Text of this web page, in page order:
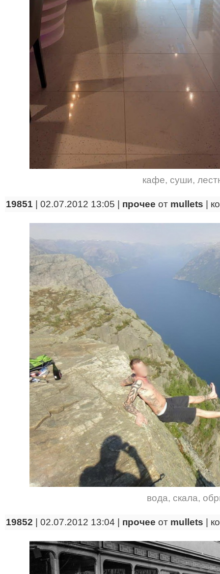
кафе, суши,
19851 | 02.07.2012 13:05 | прочее от mullets
вода, скала,
19852 | 02.07.2012 13:04 | прочее от mullets